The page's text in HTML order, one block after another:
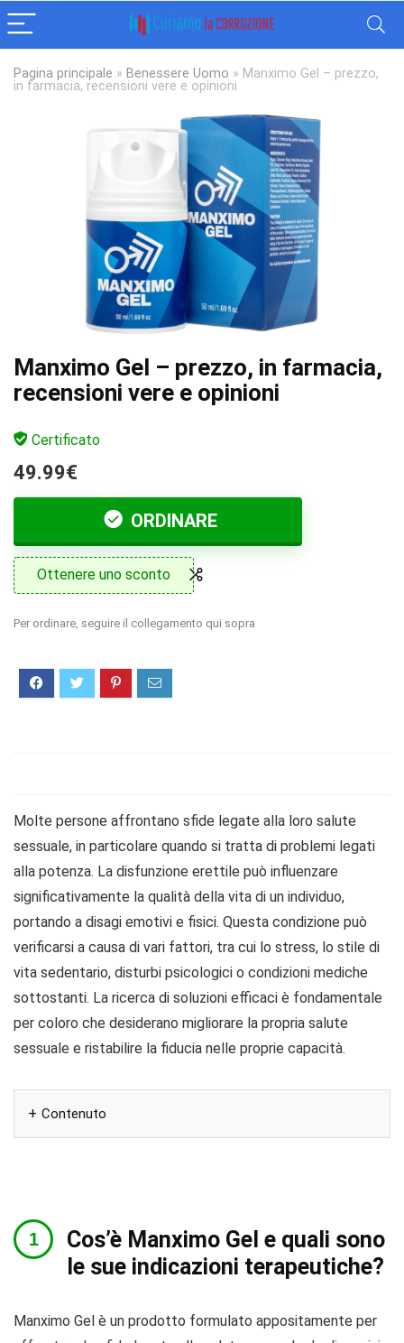
Pagina principale » Benessere Uomo » Manximo Gel – prezzo,
in farmacia, recensioni vere e opinioni
Manximo Gel – prezzo, in farmacia,
recensioni vere e opinioni
Certificato
49.99€
ORDINARE
Ottenere uno sconto
Per ordinare, seguire il collegamento qui sopra
Molte persone affrontano sfide legate alla loro salute
sessuale, in particolare quando si tratta di problemi legati
alla potenza. La disfunzione erettile può influenzare
significativamente la qualità della vita di un individuo,
portando a disagi emotivi e fisici. Questa condizione può
verificarsi a causa di vari fattori, tra cui lo stress, lo stile di
vita sedentario, disturbi psicologici o condizioni mediche
sottostanti. La ricerca di soluzioni efficaci è fondamentale
per coloro che desiderano migliorare la propria salute
sessuale e ristabilire la fiducia nelle proprie capacità.
Contenuto
Cos’è Manximo Gel e quali sono
le sue indicazioni terapeutiche?
Manximo Gel è un prodotto formulato appositamente per